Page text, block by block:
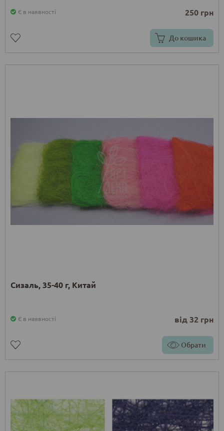
Є в наявності 250 грн
До кошика
Сизаль, 35-40 г, Китай
Є в наявності від 32 грн
Обрати